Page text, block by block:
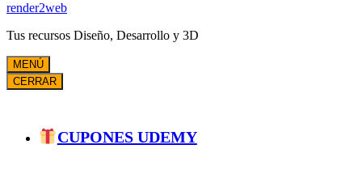
render2web
Tus recursos Diseño, Desarrollo y 3D
MENÚ
CERRAR
CUPONES UDEMY